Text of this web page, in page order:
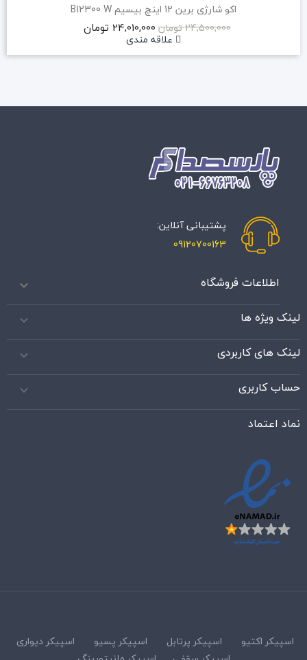
اکو شارژی برین 12 اینچ بیسیم B12300 W
24,500,000 تومان
24,010,000 تومان
علاقه مندی
پشتیبانی آنلاین:
09120700163
اطلاعات فروشگاه 
لینک ویژه ها 
لینک های کاربردی 
حساب کاربری 
نماد اعتماد
اسپیکر اکتیو اسپیکر پرتابل اسپیکر پسیو
اسپیکر دیواری